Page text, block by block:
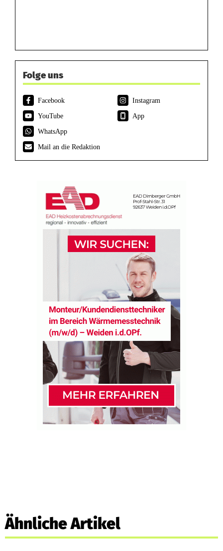
Folge uns
Facebook
Instagram
YouTube
App
WhatsApp
Mail an die Redaktion
Ähnliche Artikel